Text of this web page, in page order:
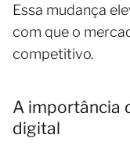
Essa mudança
com que o
competitivo.
A importância
digital